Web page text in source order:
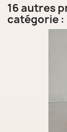
16 autres
catégorie :